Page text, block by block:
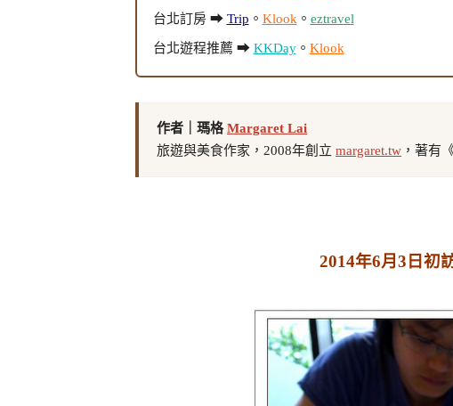
台北訂房 ➡ Trip 。 Klook 。 eztravel
台北遊程推薦 ➡ KKDay。 Klook
作者｜瑪格Margaret Lai
旅遊與美食作家，2008年創立 margaret.tw ，著有《
2014年6月3日初